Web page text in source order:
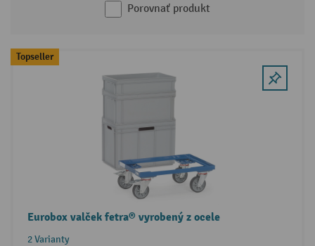
Porovnať produkt
Topseller
Eurobox valček fetra® vyrobený z ocele
2 Varianty